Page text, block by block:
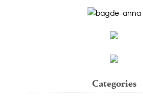
Categories